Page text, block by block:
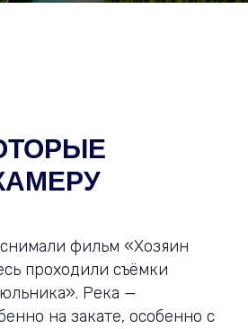
фильм «Хозяин
проходили съёмки
Река —
на закате, особенно с